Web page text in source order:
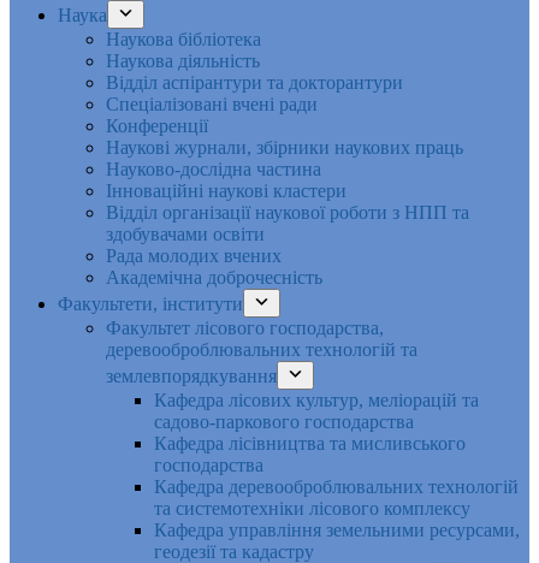
Наука
Наукова бібліотека
Наукова діяльність
Відділ аспірантури та докторантури
Спеціалізовані вчені ради
Конференції
Наукові журнали, збірники наукових праць
Науково-дослідна частина
Інноваційні наукові кластери
Відділ організації наукової роботи з НПП та
здобувачами освіти
Рада молодих вчених
Академічна доброчесність
Факультети, інститути
Факультет лісового господарства,
деревооброблювальних технологій та
землевпорядкування
Кафедра лісових культур, меліорацій та
садово-паркового господарства
Кафедра лісівництва та мисливського
господарства
Кафедра деревооброблювальних технологій
та системотехніки лісового комплексу
Кафедра управління земельними ресурсами,
геодезії та кадастру